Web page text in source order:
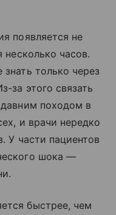
появляется не
несколько часов.
только через
за этого связать
походом в
и врачи нередко
У части пациентов
шока —
быстрее, чем